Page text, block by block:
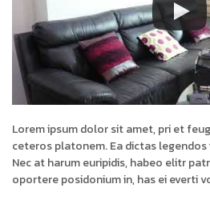
Lorem ipsum dolor sit amet, pri et
ceteros platonem. Ea dictas legendos
Nec at harum euripidis, habeo elitr
oportere posidonium in, has ei everti